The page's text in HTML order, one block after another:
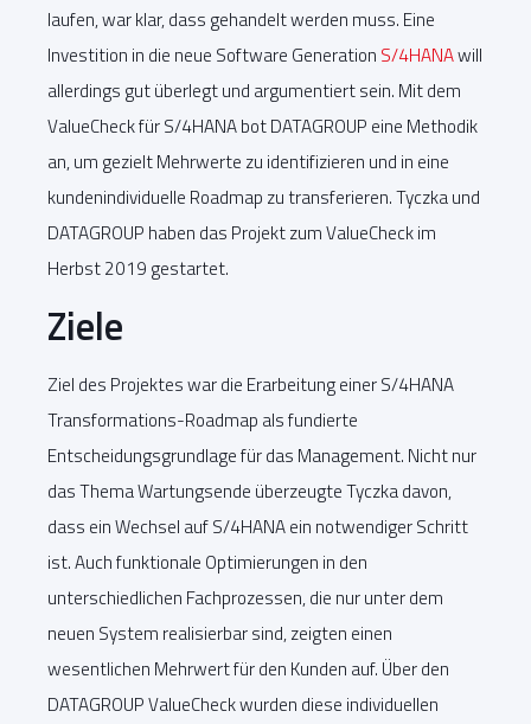
laufen, war klar, dass gehandelt werden muss. Eine
Investition in die neue Software Generation S/4HANAwill
allerdings gut überlegt und argumentiert sein. Mit dem
ValueCheck für S/4HANA bot DATAGROUP eine Methodik
an, um gezielt Mehrwerte zu identifizieren und in eine
kundenindividuelle Roadmap zu transferieren. Tyczka und
DATAGROUP haben das Projekt zum ValueCheck im
Herbst 2019 gestartet.
Ziele
Ziel des Projektes war die Erarbeitung einer S/4HANA
Transformations-Roadmap als fundierte
Entscheidungsgrundlage für das Management. Nicht nur
das Thema Wartungsende überzeugte Tyczka davon,
dass ein Wechsel auf S/4HANA ein notwendiger Schritt
ist. Auch funktionale Optimierungen in den
unterschiedlichen Fachprozessen, die nur unter dem
neuen System realisierbar sind, zeigten einen
wesentlichen Mehrwert für den Kunden auf. Über den
DATAGROUP ValueCheck wurden diese individuellen